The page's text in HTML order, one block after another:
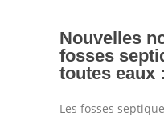
Nouvelles
fosses
toutes eaux
Les fosses